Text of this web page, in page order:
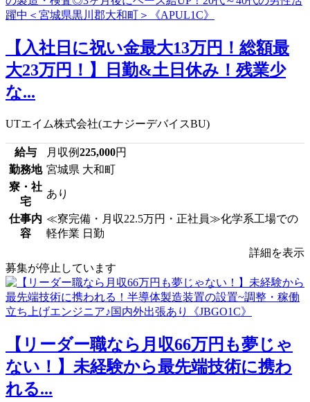
【入社日に祝い金最大13万円！総額最
大23万円！】日勤&土日休み！残業少
な...
UTエイム株式会社(エナジーデバイスBU)
給与 月収例225,000円
勤務地 宮城県 大和町
寮・社
宅
あり
仕事内
容
≪寮完備・月収22.5万円・正社員≫化学系工場での
軽作業 日勤
詳細を表示
募集が停止しています
【リーダー職なら月収66万円も夢じゃ
ない！】未経験から最先端技術に携わ
れる...